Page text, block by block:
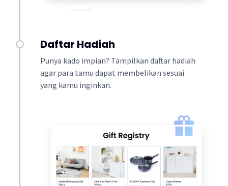
Daftar Hadiah
Punya kado impian? Tampilkan daftar hadiah
agar para tamu dapat membelikan sesuai
yang kamu inginkan.